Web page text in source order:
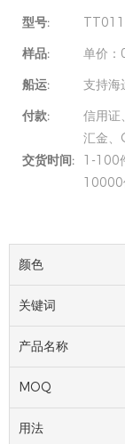
型号:
样品:
单价：
船运:
支持海
付款:
信用证
汇金、
交货时间:
1-100
10000
颜色
关键词
产品名称
MOQ
用法